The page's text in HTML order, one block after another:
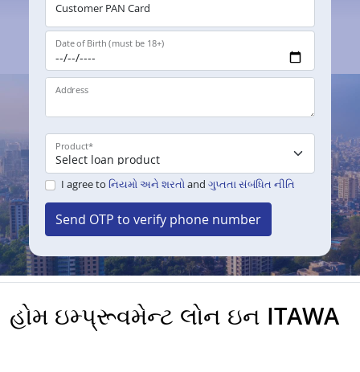
Customer PAN Card
Date of Birth (must be 18+)
Address
Product*
I agree to નિયમો અને શરતોand ગુપ્તતા સંબંધિત નીતિ
Send OTP to verify phone number
હોમ ઇમ્પ્રૂવમેન્ટ લોન ઇન ITAWA